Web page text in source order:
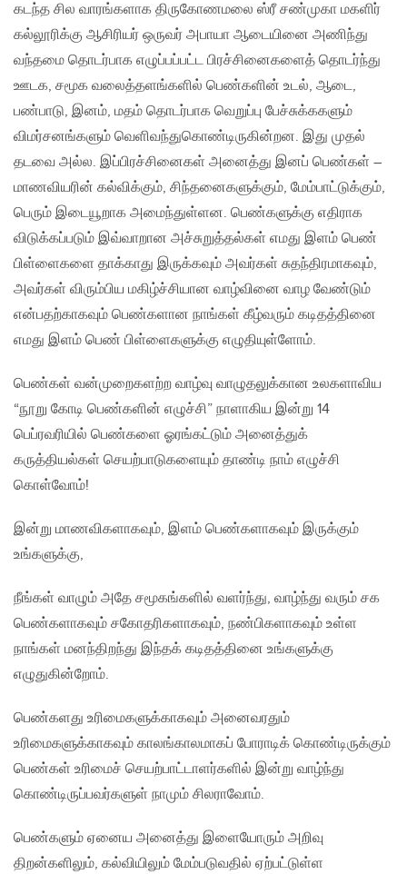
கடந்த சில வாரங்களாக திருகோணமலை ஸ்ரீ சண்முகா மகளிர்
கல்லூரிக்கு ஆசிரியர் ஒருவர் அபாயா ஆடையினை அணிந்து
வந்தமை தொடர்பாக எழுப்பப்பட்ட பிரச்சினைகளைத் தொடர்ந்து
ஊடக, சமூக வலைத்தளங்களில் பெண்களின் உடல், ஆடை,
பண்பாடு, இனம், மதம் தொடர்பாக வெறுப்பு பேச்சுக்ககளும்
விமர்சனங்களும் வெளிவந்துகொண்டிருகின்றன. இது முதல்
தடவை அல்ல. இப்பிரச்சினைகள் அனைத்து இனப் பெண்கள் –
மாணவியரின் கல்விக்கும், சிந்தனைகளுக்கும், மேம்பாட்டுக்கும்,
பெரும் இடையூறாக அமைந்துள்ளன. பெண்களுக்கு எதிராக
விடுக்கப்படும் இவ்வாறான அச்சுறுத்தல்கள் எமது இளம் பெண்
பிள்ளைகளை தாக்காது இருக்கவும் அவர்கள் சுதந்திரமாகவும்,
அவர்கள் விரும்பிய மகிழ்ச்சியான வாழ்வினை வாழ வேண்டும்
என்பதற்காகவும் பெண்களான நாங்கள் கீழ்வரும் கடிதத்தினை
எமது இளம் பெண் பிள்ளைகளுக்கு எழுதியுள்ளோம்.
பெண்கள் வன்முறைகளற்ற வாழ்வு வாழுதலுக்கான உலகளாவிய
“நூறு கோடி பெண்களின் எழுச்சி” நாளாகிய இன்று 14
பெப்ரவரியில் பெண்களை ஓரங்கட்டும் அனைத்துக்
கருத்தியல்கள் செயற்பாடுகளையும் தாண்டி நாம் எழுச்சி
கொள்வோம்!
இன்று மாணவிகளாகவும், இளம் பெண்களாகவும் இருக்கும்
உங்களுக்கு,
நீங்கள் வாழும் அதே சமூகங்களில் வளர்ந்து, வாழ்ந்து வரும் சக
பெண்களாகவும் சகோதரிகளாகவும், நண்பிகளாகவும் உள்ள
நாங்கள் மனந்திறந்து இந்தக் கடிதத்தினை உங்களுக்கு
எழுதுகின்றோம்.
பெண்களது உரிமைகளுக்காகவும் அனைவரதும்
உரிமைகளுக்காகவும் காலங்காலமாகப் போராடிக் கொண்டிருக்கும்
பெண்கள் உரிமைச் செயற்பாட்டாளர்களில் இன்று வாழ்ந்து
கொண்டிருப்பவர்களுள் நாமும் சிலராவோம்.
பெண்களும் ஏனைய அனைத்து இளையோரும் அறிவு
திறன்களிலும், கல்வியிலும் மேம்படுவதில் ஏற்பட்டுள்ள